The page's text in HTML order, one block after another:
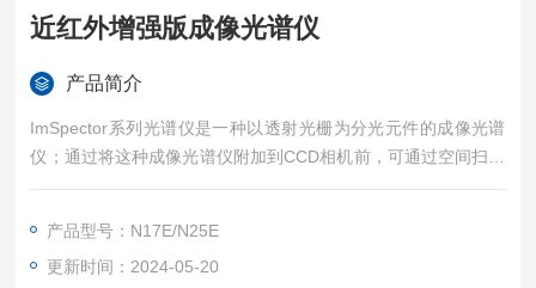
近红外增强版成像光谱仪
产品简介
ImSpector系列光谱仪是一种以透射光栅为分光元件的成像光谱
仪；通过将这种成像光谱仪附加到CCD相机前，可通过空间扫描
获得目标物的影像和连续的光谱信息。
产品型号：N17E/N25E
更新时间：2024-05-20